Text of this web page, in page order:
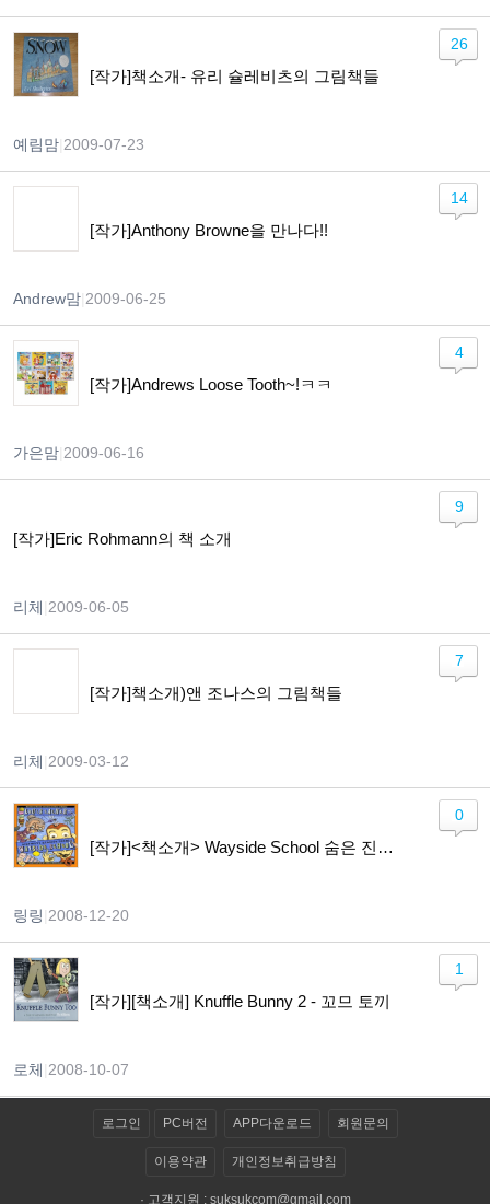
[작가]책소개- 유리 슐레비츠의 그림책들
예림맘 2009-07-23
26
[작가]Anthony Browne을 만나다!!
Andrew맘 2009-06-25
14
[작가]Andrews Loose Tooth~!ㅋㅋ
가은맘 2009-06-16
4
[작가]Eric Rohmann의 책 소개
리체 2009-06-05
9
[작가]책소개)앤 조나스의 그림책들
리체 2009-03-12
7
[작가]<책소개> Wayside School 숨은 진주,영어책에 푹 빠져봐~~~ ^^
링링 2008-12-20
0
[작가][책소개] Knuffle Bunny 2 - 꼬므 토끼
로체 2008-10-07
1
로그인 PC버전 APP다운로드 회원문의
이용약관 개인정보취급방침
· 고객지원 : suksukcom@gmail.com